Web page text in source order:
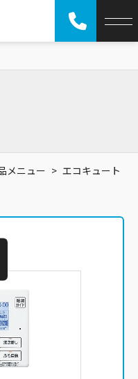
メニュー > エコキュート